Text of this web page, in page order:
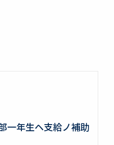
一年生ヘ支給ノ補助